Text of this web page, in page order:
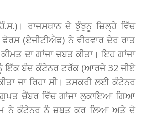
ਰਾਜਸਥਾਨ ਦੇ ਝੁੰਝੁਨੂ ਜ਼ਿਲ੍ਹੇ ਵਿੱਚ
(ਏਜੀਟੀਐਫ) ਨੇ ਵੀਰਵਾਰ ਦੇਰ ਰਾਤ
ਦਾ ਗਾਂਜਾ ਜ਼ਬਤ ਕੀਤਾ। ਇਹ ਗਾਂਜਾ
ਨੂੰ ਇੱਕ ਬੰਦ ਕੰਟੇਨਰ ਟਰੱਕ (ਆਰਜੇ ​​32 ਜੀਏ
ਜਾ ਰਿਹਾ ਸੀ। ਤਸਕਰੀ ਲਈ ਕੰਟੇਨਰ
ਚੈਂਬਰ ਵਿੱਚ ਗਾਂਜਾ ਲੁਕਾਇਆ ਗਿਆ
ਨੇ ਕੰਟੇਨਰ ਨੂੰ ਜ਼ਬਤ ਕਰ ਲਿਆ ਅਤੇ ਦੋ